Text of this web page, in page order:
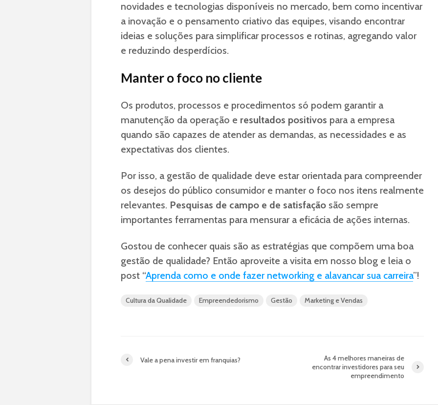
novidades e tecnologias disponíveis no mercado, bem como incentivar
a inovação e o pensamento criativo das equipes, visando encontrar
ideias e soluções para simplificar processos e rotinas, agregando valor
e reduzindo desperdícios.
Manter o foco no cliente
Os produtos, processos e procedimentos só podem garantir a
manutenção da operação e resultados positivos para a empresa
quando são capazes de atender as demandas, as necessidades e as
expectativas dos clientes.
Por isso, a gestão de qualidade deve estar orientada para compreender
os desejos do público consumidor e manter o foco nos itens realmente
relevantes. Pesquisas de campo e de satisfação são sempre
importantes ferramentas para mensurar a eficácia de ações internas.
Gostou de conhecer quais são as estratégias que compõem uma boa
gestão de qualidade? Então aproveite a visita em nosso blog e leia o
post “Aprenda como e onde fazer networking e alavancar sua carreira”!
Cultura da Qualidade Empreendedorismo Gestão Marketing e Vendas
Vale a pena investir em franquias?
As 4 melhores maneiras de
encontrar investidores para seu
empreendimento